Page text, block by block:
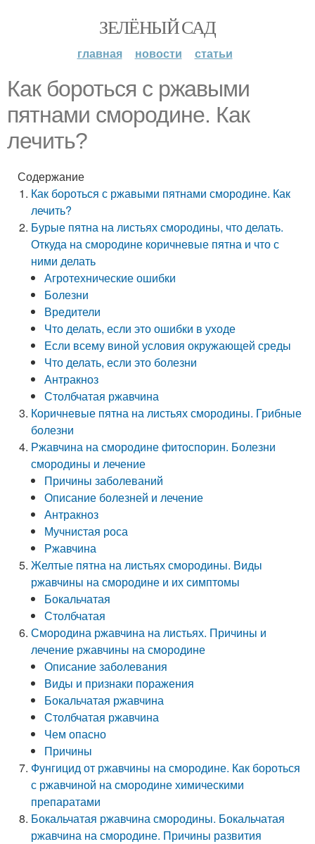
ЗЕЛЁНЫЙ САД
главная новости статьи
Как бороться с ржавыми
пятнами смородине. Как
лечить?
Содержание
Как бороться с ржавыми пятнами смородине. Как
лечить?
Бурые пятна на листьях смородины, что делать.
Откуда на смородине коричневые пятна и что с
ними делать
Агротехнические ошибки
Болезни
Вредители
Что делать, если это ошибки в уходе
Если всему виной условия окружающей среды
Что делать, если это болезни
Антракноз
Столбчатая ржавчина
Коричневые пятна на листьях смородины. Грибные
болезни
Ржавчина на смородине фитоспорин. Болезни
смородины и лечение
Причины заболеваний
Описание болезней и лечение
Антракноз
Мучнистая роса
Ржавчина
Желтые пятна на листьях смородины. Виды
ржавчины на смородине и их симптомы
Бокальчатая
Столбчатая
Смородина ржавчина на листьях. Причины и
лечение ржавчины на смородине
Описание заболевания
Виды и признаки поражения
Бокальчатая ржавчина
Столбчатая ржавчина
Чем опасно
Причины
Фунгицид от ржавчины на смородине. Как бороться
с ржавчиной на смородине химическими
препаратами
Бокальчатая ржавчина смородины. Бокальчатая
ржавчина на смородине. Причины развития